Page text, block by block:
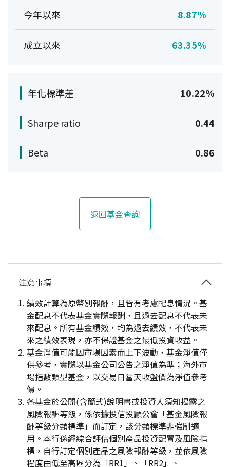
今年以來 8.87%
成立以來 63.35%
年化標準差 10.22%
Sharpe ratio 0.44
Beta 0.86
返回基金查詢
注意事項
績效計算為原幣別報酬，且皆有考慮配息情況。基
金配息不代表基金實際報酬，且過去配息不代表未
來配息。所有基金績效，均為過去績效，不代表未
來之績效表現，亦不保證基金之最低投資收益。
基金淨值可能因市場因素而上下波動，基金淨值僅
供參考，實際以基金公司公告之淨值為準；海外市
場指數類型基金，以交易日當天收盤價為淨值參考
價。
各基金於公開(含簡式)說明書或投資人須知揭露之
風險報酬等級，係依據投信投顧公會「基金風險報
酬等級分類標準」而訂定，該分類標準非強制適
用。本行係經綜合評估個別產品投資配置及風險指
標，自行訂定個別產品之風險報酬等級，並依風險
程度由低至高區分為「RR1」、「RR2」、